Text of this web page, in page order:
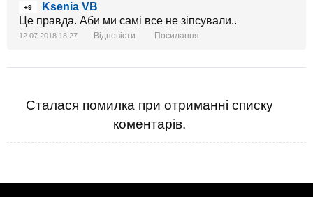
+9
Ksenia VB
Це правда. Аби ми самі все не зіпсували..
12.07.2018 18:27 Відповісти Посилання
Сталася помилка при отриманні списку
коментарів.